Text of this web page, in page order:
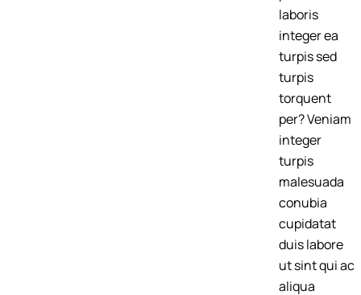
laboris
integer ea
turpis sed
turpis
torquent
per? Veniam
integer
turpis
malesuada
conubia
cupidatat
duis labore
ut sint qui ac
aliqua